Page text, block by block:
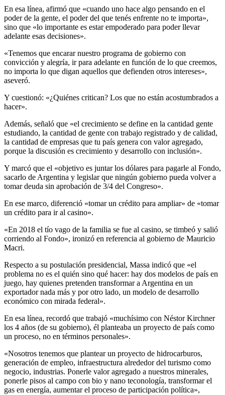
En esa línea, afirmó que «cuando uno hace algo pensando en el
poder de la gente, el poder del que tenés enfrente no te importa»,
sino que «lo importante es estar empoderado para poder llevar
adelante esas decisiones».
«Tenemos que encarar nuestro programa de gobierno con
convicción y alegría, ir para adelante en función de lo que creemos,
no importa lo que digan aquellos que defienden otros intereses»,
aseveró.
Y cuestionó: «¿Quiénes critican? Los que no están acostumbrados a
hacer».
Además, señaló que «el crecimiento se define en la cantidad gente
estudiando, la cantidad de gente con trabajo registrado y de calidad,
la cantidad de empresas que tu país genera con valor agregado,
porque la discusión es crecimiento y desarrollo con inclusión».
Y marcó que el «objetivo es juntar los dólares para pagarle al Fondo,
sacarlo de Argentina y legislar que ningún gobierno pueda volver a
tomar deuda sin aprobación de 3/4 del Congreso».
En ese marco, diferenció «tomar un crédito para ampliar» de «tomar
un crédito para ir al casino».
«En 2018 el tío vago de la familia se fue al casino, se timbeó y salió
corriendo al Fondo», ironizó en referencia al gobierno de Mauricio
Macri.
Respecto a su postulación presidencial, Massa indicó que «el
problema no es el quién sino qué hacer: hay dos modelos de país en
juego, hay quienes pretenden transformar a Argentina en un
exportador nada más y por otro lado, un modelo de desarrollo
económico con mirada federal».
En esa línea, recordó que trabajó «muchísimo con Néstor Kirchner
los 4 años (de su gobierno), él planteaba un proyecto de país como
un proceso, no en términos personales».
«Nosotros tenemos que plantear un proyecto de hidrocarburos,
generación de empleo, infraestructura alrededor del turismo como
negocio, industrias. Ponerle valor agregado a nuestros minerales,
ponerle pisos al campo con bio y nano teconología, transformar el
gas en energía, aumentar el proceso de participación política»,